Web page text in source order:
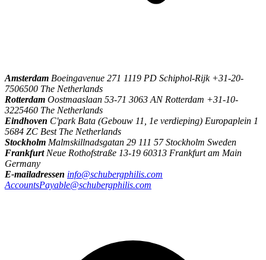
Amsterdam Boeingavenue 271 1119 PD Schiphol-Rijk +31-20-
7506500 The Netherlands
Rotterdam Oostmaaslaan 53-71 3063 AN Rotterdam +31-10-
3225460 The Netherlands
Eindhoven C'park Bata (Gebouw 11, 1e verdieping) Europaplein 1
5684 ZC Best The Netherlands
Stockholm Malmskillnadsgatan 29 111 57 Stockholm Sweden
Frankfurt Neue Rothofstraße 13-19 60313 Frankfurt am Main
Germany
E-mailadressen info@schubergphilis.com
AccountsPayable@schubergphilis.com